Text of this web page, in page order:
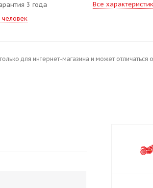
3 года
человек
Все
для интернет-магазина и может отличаться